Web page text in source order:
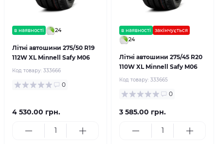
в наявності 24
Літні автошини 275/50 R19
112W XL Minnell Safy M06
Код товару: 333666
0
4 530.00 грн.
в наявності закінчується
24
Літні автошини 275/45 R20
110W XL Minnell Safy M06
Код товару: 333665
0
3 585.00 грн.